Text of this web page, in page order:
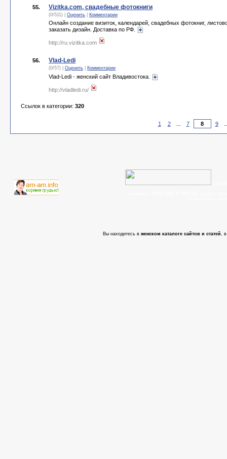
55. Vizitka.com, свадебные фотокниги
(0/511) | Оценить Комментарии
Онлайн создание визиток, календарей, свадебных фотокниг,
заказать дизайн. Доставка по РФ.
http://ru.vizitka.com
56. Vlad-Ledi
(0/57) | Оценить Комментарии
Vlad-Ledi - женский сайт Владивостока.
http://vladledi.ru/
Ссылок в категории: 320
1 2 7 9
Вы находитесь в женском каталоге сайтов и статей, в